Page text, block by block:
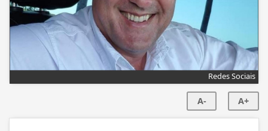
Redes Sociais
A- A+